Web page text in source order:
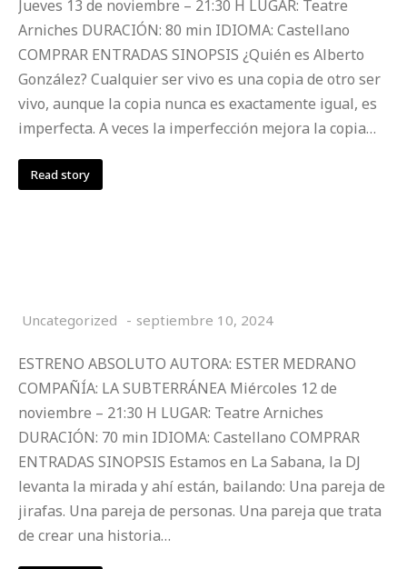
Jueves 13 de noviembre – 21:30 H LUGAR: Teatre
Arniches DURACIÓN: 80 min IDIOMA: Castellano
COMPRAR ENTRADAS SINOPSIS ¿Quién es Alberto
González? Cualquier ser vivo es una copia de otro ser
vivo, aunque la copia nunca es exactamente igual, es
imperfecta. A veces la imperfección mejora la copia…
Read story
Uncategorized septiembre 10, 2024
ESTRENO ABSOLUTO AUTORA: ESTER MEDRANO
COMPAÑÍA: LA SUBTERRÁNEA Miércoles 12 de
noviembre – 21:30 H LUGAR: Teatre Arniches
DURACIÓN: 70 min IDIOMA: Castellano COMPRAR
ENTRADAS SINOPSIS Estamos en La Sabana, la DJ
levanta la mirada y ahí están, bailando: Una pareja de
jirafas. Una pareja de personas. Una pareja que trata
de crear una historia…